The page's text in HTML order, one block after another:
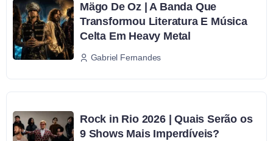
Mägo De Oz | A Banda Que
Transformou Literatura E Música
Celta Em Heavy Metal
Gabriel Fernandes
Rock in Rio 2026 | Quais Serão os
9 Shows Mais Imperdíveis?